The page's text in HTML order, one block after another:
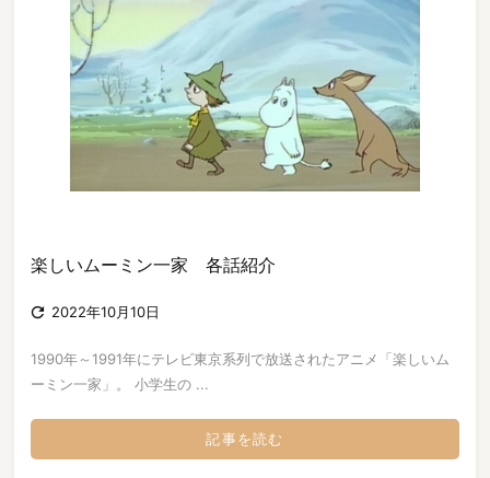
楽しいムーミン一家 各話紹介
 2022年10月10日
1990年～1991年にテレビ東京系列で放送されたアニメ「楽しいム
ーミン一家」。 小学生の ...
記事を読む